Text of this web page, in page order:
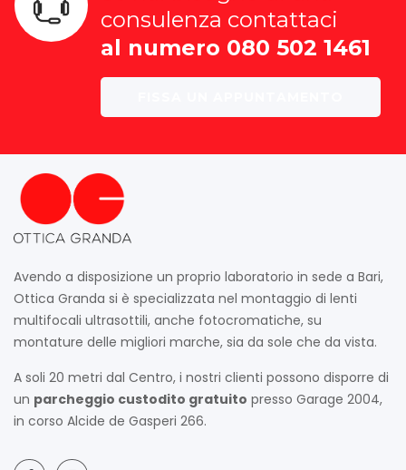
consulenza contattaci
al numero 080 502 1461
Avendo a disposizione un proprio laboratorio in sede a Bari,
Ottica Granda si è specializzata nel montaggio di lenti
multifocali ultrasottili, anche fotocromatiche, su
montature delle migliori marche, sia da sole che da vista.
A soli 20 metri dal Centro, i nostri clienti possono disporre di
un parcheggio custodito gratuito presso Garage 2004,
in corso Alcide de Gasperi 266.